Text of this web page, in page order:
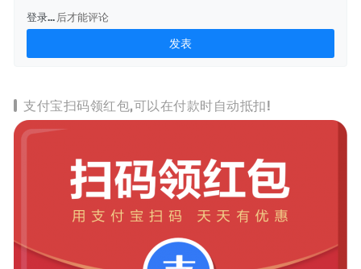
登录... 后才能评论
支付宝扫码领红包,可以在付款时自动抵扣!